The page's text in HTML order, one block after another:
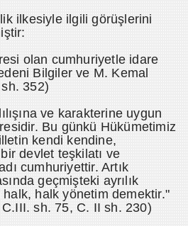
ilkesiyle ilgili görüşlerini
olan cumhuriyetle idare
Bilgiler ve M. Kemal
352)
ve karakterine uygun
Bu günkü Hükümetimiz
kendi kendine,
devlet teşkilatı ve
cumhuriyettir. Artık
geçmişteki ayrılık
halk, halk yönetim demektir."
sh. 75, C. II sh. 230)